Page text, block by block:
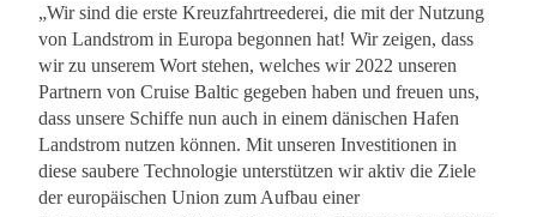
„Wir sind die erste Kreuzfahrtreederei, die mit der Nutzung
von Landstrom in Europa begonnen hat! Wir zeigen, dass
wir zu unserem Wort stehen, welches wir 2022 unseren
Partnern von Cruise Baltic gegeben haben und freuen uns,
dass unsere Schiffe nun auch in einem dänischen Hafen
Landstrom nutzen können. Mit unseren Investitionen in
diese saubere Technologie unterstützen wir aktiv die Ziele
der europäischen Union zum Aufbau einer